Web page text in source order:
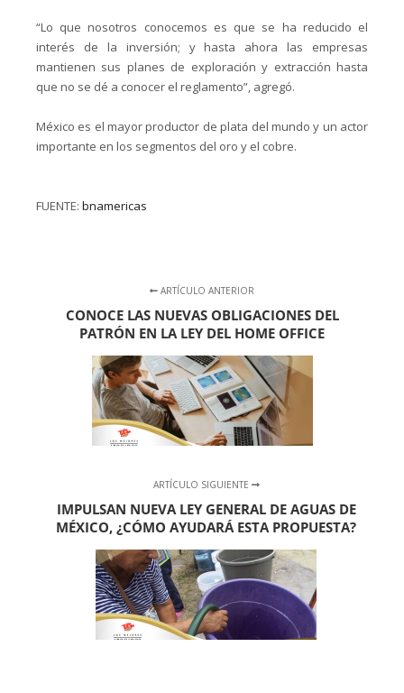
“Lo que nosotros conocemos es que se ha reducido el
interés de la inversión; y hasta ahora las empresas
mantienen sus planes de exploración y extracción hasta
que no se dé a conocer el reglamento”, agregó.
México es el mayor productor de plata del mundo y un actor
importante en los segmentos del oro y el cobre.
FUENTE: bnamericas
ARTÍCULO ANTERIOR
CONOCE LAS NUEVAS OBLIGACIONES DEL
PATRÓN EN LA LEY DEL HOME OFFICE
ARTÍCULO SIGUIENTE
IMPULSAN NUEVA LEY GENERAL DE AGUAS DE
MÉXICO, ¿CÓMO AYUDARÁ ESTA PROPUESTA?